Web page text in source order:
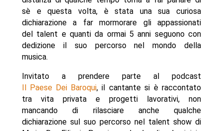
sè e questa volta, è stata una sua curiosa
dichiarazione a far mormorare gli appassionati
del talent e quanti da ormai 5 anni seguono con
dedizione il suo percorso nel mondo della
musica.
Invitato a prendere parte al podcast
Il Paese Dei Baroqui, il cantante si è raccontato
tra vita privata e progetti lavorativi, non
mancando di rilasciare anche qualche
dichiarazione sul suo percorso nel talent show di